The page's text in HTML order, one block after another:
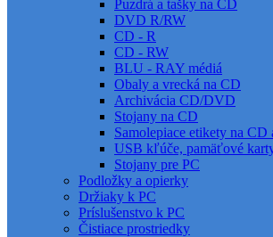
Puzdrá a tašky na CD
DVD R/RW
CD - R
CD - RW
BLU - RAY médiá
Obaly a vrecká na CD
Archivácia CD/DVD
Stojany na CD
Samolepiace etikety na
USB kľúče, pamäťové
Stojany pre PC
Podložky a opierky
Držiaky k PC
Príslušenstvo k PC
Čistiace prostriedky